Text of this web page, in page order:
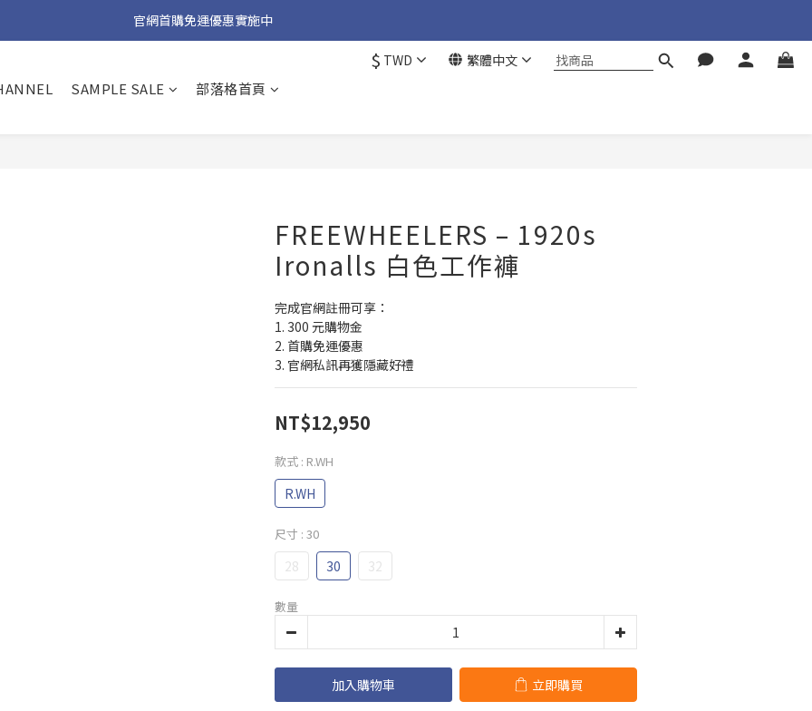
加入官方 LINE 獲取隱藏好禮
官網首購免運優惠實施中
$ TWD 繁體中文
SAMPLE SALE 部落格首頁
FREEWHEELERS – 1920s
Ironalls 白色工作褲
完成官網註冊可享：
1. 300 元購物金
2. 首購免運優惠
3. 官網私訊再獲隱藏好禮
NT$12,950
款式 : R.WH
R.WH
尺寸 : 30
28 30 32
數量
加入購物車 立即購買